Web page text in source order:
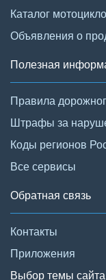
Каталог
Объявления о
Полезная
Правила
Штрафы за
Коды регионов
Все сервисы
Обратная связь
Контакты
Приложения
Выбор темы сайта